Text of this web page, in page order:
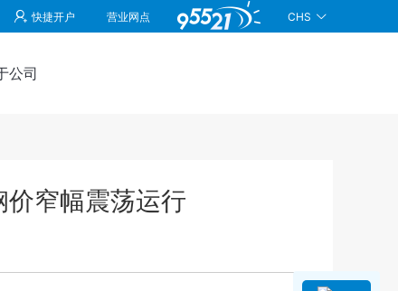
快捷开户 营业网点 CHS
公司
窄幅震荡运行